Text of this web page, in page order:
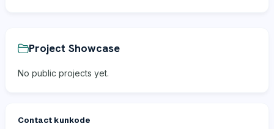
Project Showcase
No public projects yet.
Contact kunkode